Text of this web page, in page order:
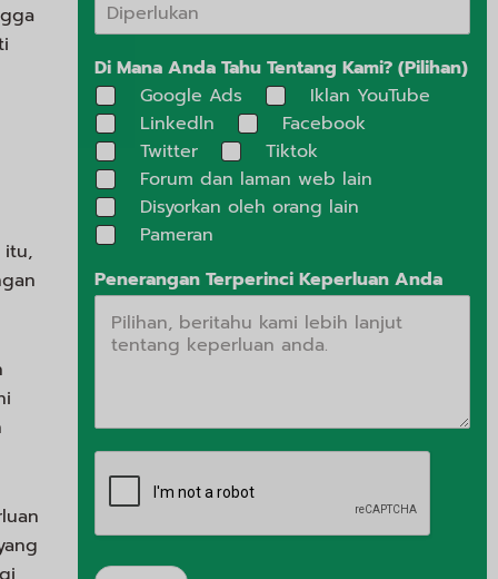
itu,
Di Mana Anda Tahu Tentang Kami? (Pilihan)
Google Ads
Iklan YouTube
Linkedln
Facebook
Twitter
Tiktok
Forum dan laman web lain
Disyorkan oleh orang lain
Pameran
Penerangan Terperinci Keperluan Anda